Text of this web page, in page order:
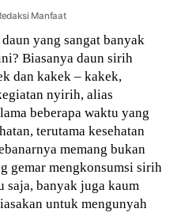
Manfaat
yang sangat banyak
Biasanya daun sirih
dan kakek – kakek,
nyirih, alias
beberapa waktu yang
terutama kesehatan
memang bukan
gemar mengkonsumsi sirih
saja, banyak juga kaum
untuk mengunyah